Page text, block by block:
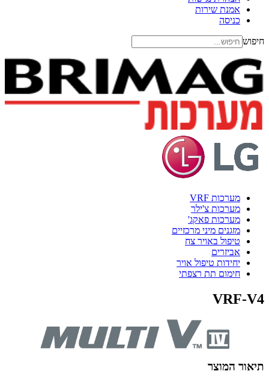
אמנת שירות
כניסה
חיפוש
מערכות VRF
מערכות צ'ילר
מערכות פאקג'
מזגנים מיני מרכזיים
טיפול באויר צח
אביזרים
יחידות טיפול אויר
חימום תת רצפתי
VRF-V4
תיאור המוצר